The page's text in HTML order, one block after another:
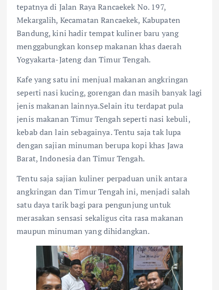
tepatnya di Jalan Raya Rancaekek No. 197,
Mekargalih, Kecamatan Rancaekek, Kabupaten
Bandung, kini hadir tempat kuliner baru yang
menggabungkan konsep makanan khas daerah
Yogyakarta-Jateng dan Timur Tengah.
Kafe yang satu ini menjual makanan angkringan
seperti nasi kucing, gorengan dan masih banyak lagi
jenis makanan lainnya.Selain itu terdapat pula
jenis makanan Timur Tengah seperti nasi kebuli,
kebab dan lain sebagainya. Tentu saja tak lupa
dengan sajian minuman berupa kopi khas Jawa
Barat, Indonesia dan Timur Tengah.
Tentu saja sajian kuliner perpaduan unik antara
angkringan dan Timur Tengah ini, menjadi salah
satu daya tarik bagi para pengunjung untuk
merasakan sensasi sekaligus cita rasa makanan
maupun minuman yang dihidangkan.